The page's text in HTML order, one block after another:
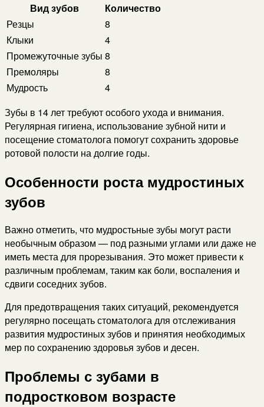
Вид зубов
Количество
Резцы
8
Клыки
4
Промежуточные зубы 8
Премоляры
8
Мудрость
4
Зубы в 14 лет требуют особого ухода и внимания.
Регулярная гигиена, использование зубной нити и
посещение стоматолога помогут сохранить здоровье
ротовой полости на долгие годы.
Особенности роста мудростиных
зубов
Важно отметить, что мудростьные зубы могут расти
необычным образом — под разными углами или даже не
иметь места для прорезывания. Это может привести к
различным проблемам, таким как боли, воспаления и
сдвиги соседних зубов.
Для предотвращения таких ситуаций, рекомендуется
регулярно посещать стоматолога для отслеживания
развития мудростиных зубов и принятия необходимых
мер по сохранению здоровья зубов и десен.
Проблемы с зубами в
подростковом возрасте